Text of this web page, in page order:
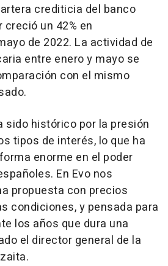
crediticia del banco
un 42% en
de 2022. La actividad de
entre enero y mayo se
con el mismo
sido histórico por la presión
tipos de interés, lo que ha
enorme en el poder
En Evo nos
propuesta con precios
condiciones, y pensada para
los años que dura una
el director general de la